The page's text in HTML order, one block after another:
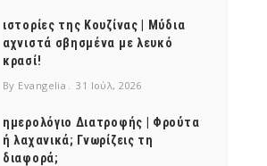
ιστορίες της Κουζίνας | Μύδια
αχνιστά σβησμένα με λευκό
κρασί!
By Evangelia 31 Ιούλ, 2026
ημερολόγιο Διατροφής | Φρούτα
ή λαχανικά; Γνωρίζεις τη
διαφορά;